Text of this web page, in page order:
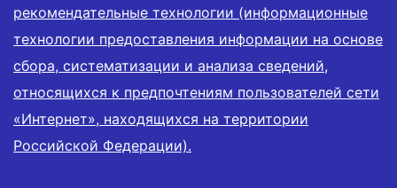
рекомендательные технологии (информационные
технологии предоставления информации на основе
сбора, систематизации и анализа сведений,
относящихся к предпочтениям пользователей сети
«Интернет», находящихся на территории
Российской Федерации).